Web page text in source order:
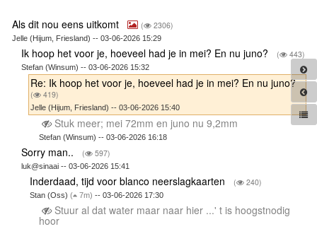
Als dit nou eens uitkomt ( 2306)
Jelle (Hijum, Friesland) -- 03-06-2026 15:29
Ik hoop het voor je, hoeveel had je in mei? En nu juno? ( 443)
Stefan (Winsum) -- 03-06-2026 15:32
Re: Ik hoop het voor je, hoeveel had je in mei? En nu juno?
( 419)
Jelle (Hijum, Friesland) -- 03-06-2026 15:40
Stuk meer; mei 72mm en juno nu 9,2mm
Stefan (Winsum) -- 03-06-2026 16:18
Sorry man.. ( 597)
luk@sinaai -- 03-06-2026 15:41
Inderdaad, tijd voor blanco neerslagkaarten ( 240)
Stan (Oss)( 7m) -- 03-06-2026 17:30
Stuur al dat water maar naar hier ...' t is hoogstnodig
hoor